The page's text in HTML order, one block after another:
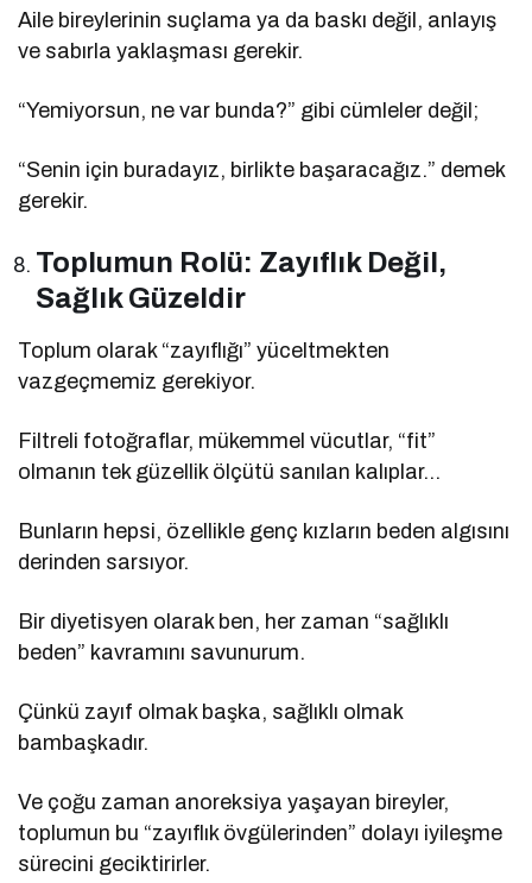
Aile bireylerinin suçlama ya da baskı değil, anlayış
ve sabırla yaklaşması gerekir.
“Yemiyorsun, ne var bunda?” gibi cümleler değil;
“Senin için buradayız, birlikte başaracağız.” demek
gerekir.
Toplumun Rolü: Zayıflık Değil,
Sağlık Güzeldir
Toplum olarak “zayıflığı” yüceltmekten
vazgeçmemiz gerekiyor.
Filtreli fotoğraflar, mükemmel vücutlar, “fit”
olmanın tek güzellik ölçütü sanılan kalıplar…
Bunların hepsi, özellikle genç kızların beden algısını
derinden sarsıyor.
Bir diyetisyen olarak ben, her zaman “sağlıklı
beden” kavramını savunurum.
Çünkü zayıf olmak başka, sağlıklı olmak
bambaşkadır.
Ve çoğu zaman anoreksiya yaşayan bireyler,
toplumun bu “zayıflık övgülerinden” dolayı iyileşme
sürecini geciktirirler.